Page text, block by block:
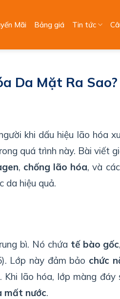
Mãi Bảng giá Tin tức
Da Mặt Ra Sao?
khi dấu hiệu lão hóa
quá trình này. Bài viết
, chống lão hóa, và
da hiệu quả.
bì. Nó chứa tế bào gốc,
Lớp này đảm bảo chức
. Khi lão hóa, lớp màng đáy
mất nước.